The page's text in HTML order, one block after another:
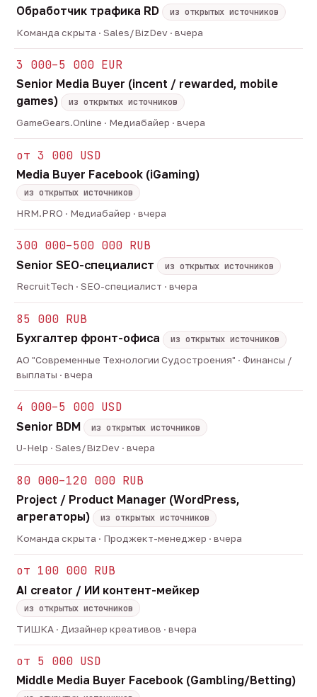
Обработчик трафика RD
из открытых источников
Команда скрыта · Sales/BizDev · вчера
3 000–5 000 EUR
Senior Media Buyer (incent / rewarded, mobile
games)
из открытых источников
GameGears.Online · Медиабайер · вчера
от 3 000 USD
Media Buyer Facebook (iGaming)
из открытых источников
HRM.PRO · Медиабайер · вчера
300 000–500 000 RUB
Senior SEO-специалист
из открытых источников
RecruitTech · SEO-специалист · вчера
85 000 RUB
Бухгалтер фронт-офиса
из открытых источников
АО "Современные Технологии Судостроения" · Финансы /
выплаты · вчера
4 000–5 000 USD
Senior BDM
из открытых источников
U-Help · Sales/BizDev · вчера
80 000–120 000 RUB
Project / Product Manager (WordPress,
агрегаторы)
из открытых источников
Команда скрыта · Проджект-менеджер · вчера
от 100 000 RUB
AI creator / ИИ контент-мейкер
из открытых источников
ТИШКА · Дизайнер креативов · вчера
от 5 000 USD
Middle Media Buyer Facebook (Gambling/Betting)